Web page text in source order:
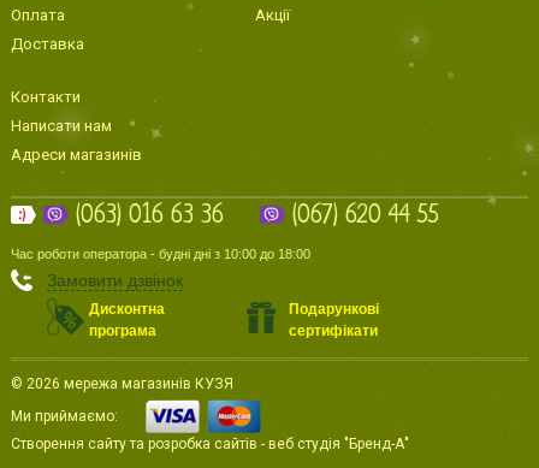
Оплата
Доставка
Акції
Контакти
Написати нам
Адреси магазинів
(063) 016 63 36 (067) 620 44 55
Час роботи оператора - будні дні з 10:00 до 18:00
Замовити дзвінок
Дисконтна
програма
Подарункові
сертифікати
© 2026 мережа магазинів КУЗЯ
Ми приймаємо:
Створення сайтута розробка сайтів - веб студія "Бренд-А"